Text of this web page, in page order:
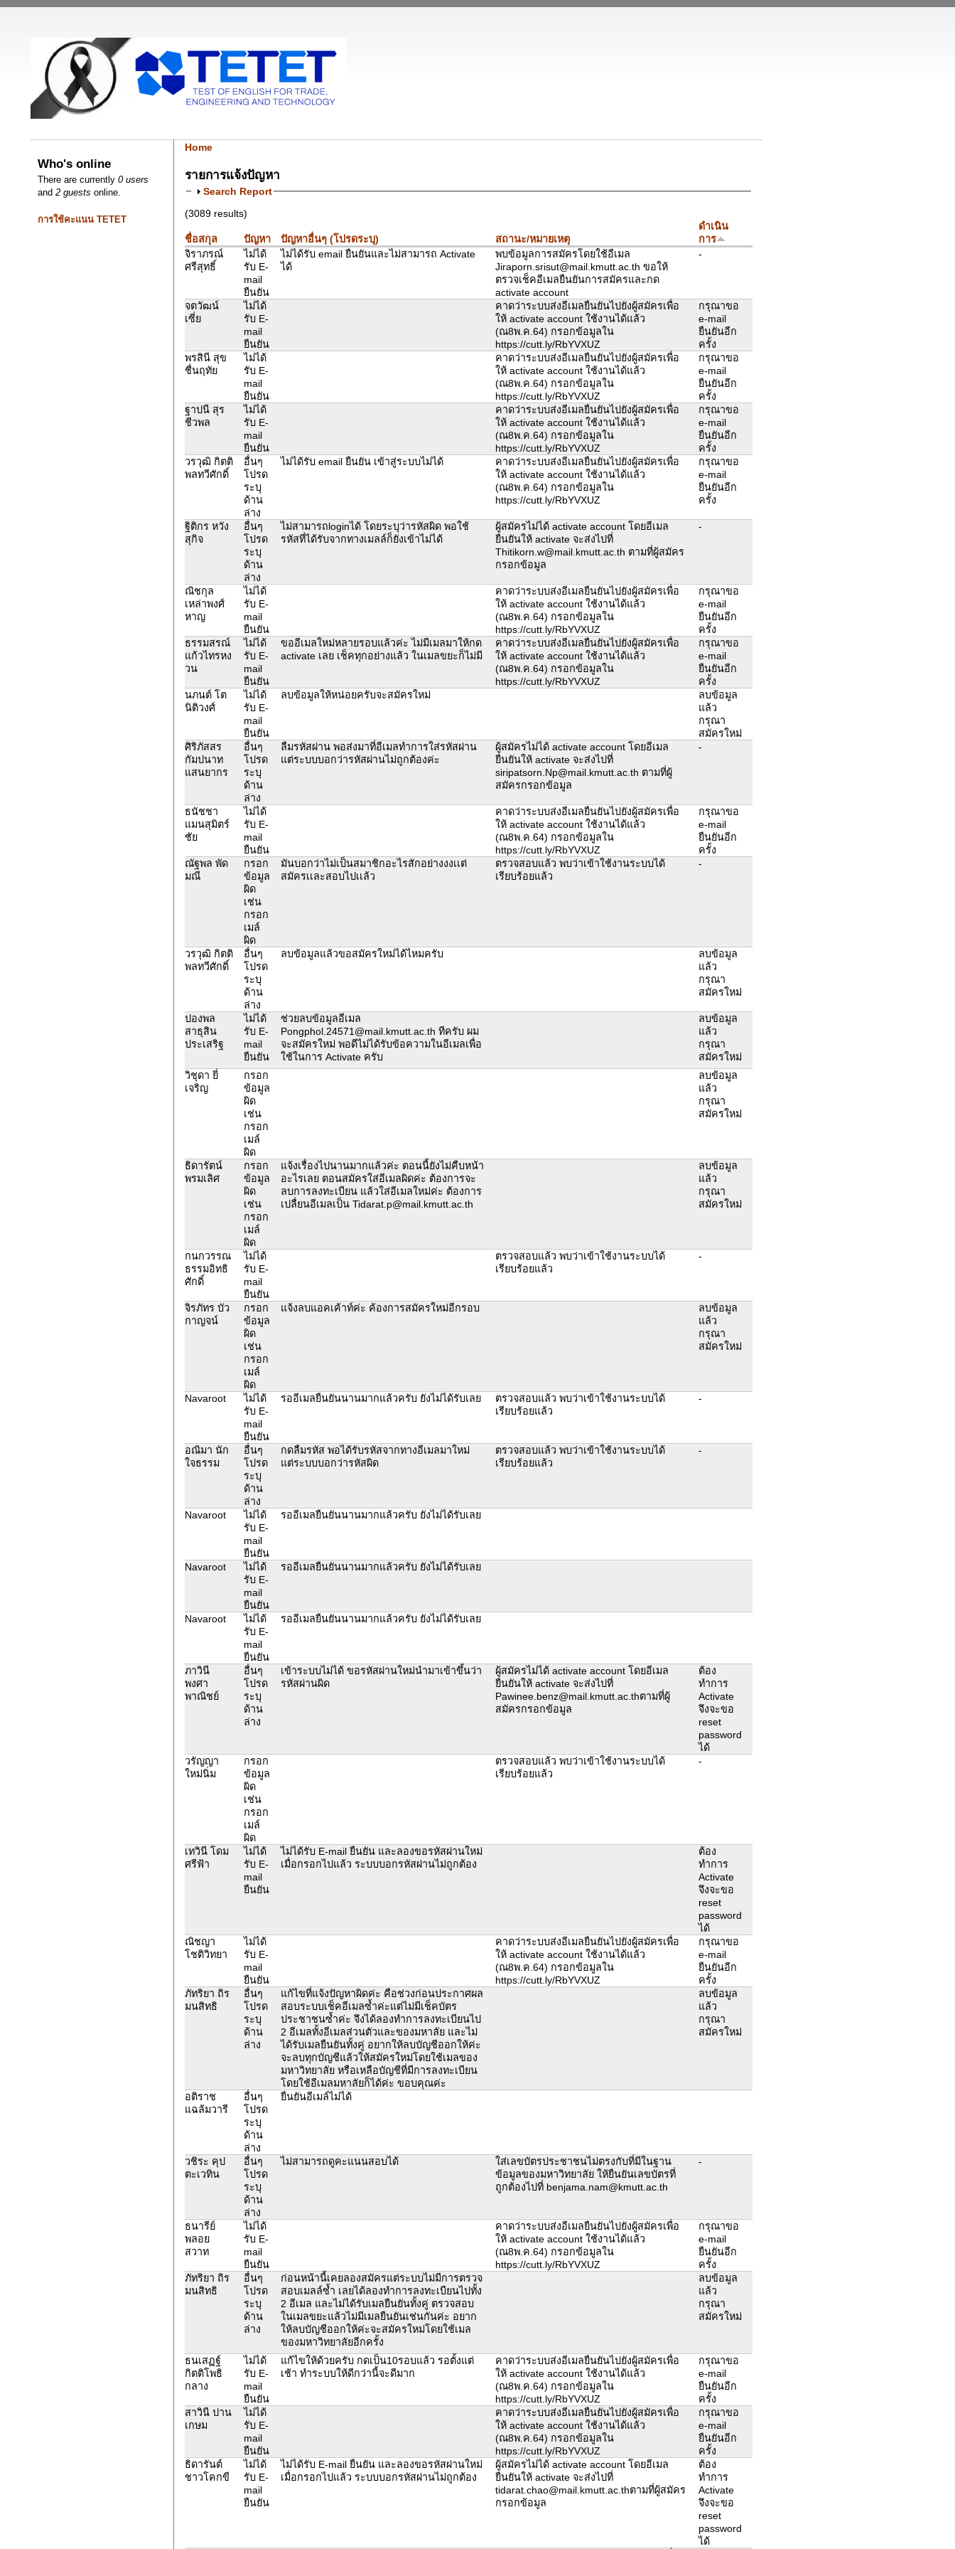
Who's online
There are currently0 users
and2 guests online.
การใช้คะแนน TETET
Home
รายการแจ้งปัญหา
Search Report
(3089 results)
ชื่อสกุล ปัญหา ปัญหาอื่นๆ (โปรดระบุ) สถานะ/หมายเหตุ
ดำเนิน
การ
จิราภรณ์
ศรีสุทธิ์
ไม่ได้
รับ E-
mail
ยืนยัน
ไม่ได้รับ email ยืนยันและไม่สามารถ Activate
ได้
พบข้อมูลการสมัครโดยใช้อีเมล
Jiraporn.srisut@mail.kmutt.ac.th ขอให้
ตรวจเช็คอีเมลยืนยันการสมัครและกด
activate account
-
จตวัฒน์
เซี่ย
ไม่ได้
รับ E-
mail
ยืนยัน
คาดว่าระบบส่งอีเมลยืนยันไปยังผู้สมัครเพื่อ
ให้ activate account ใช้งานได้แล้ว
(ณ8พ.ค.64) กรอกข้อมูลใน
https://cutt.ly/RbYVXUZ
กรุณาขอ
e-mail
ยืนยันอีก
ครั้ง
พรสินี สุข
ชื่นฤทัย
ไม่ได้
รับ E-
mail
ยืนยัน
คาดว่าระบบส่งอีเมลยืนยันไปยังผู้สมัครเพื่อ
ให้ activate account ใช้งานได้แล้ว
(ณ8พ.ค.64) กรอกข้อมูลใน
https://cutt.ly/RbYVXUZ
กรุณาขอ
e-mail
ยืนยันอีก
ครั้ง
ฐาปนี สุร
ชีวพล
ไม่ได้
รับ E-
mail
ยืนยัน
คาดว่าระบบส่งอีเมลยืนยันไปยังผู้สมัครเพื่อ
ให้ activate account ใช้งานได้แล้ว
(ณ8พ.ค.64) กรอกข้อมูลใน
https://cutt.ly/RbYVXUZ
กรุณาขอ
e-mail
ยืนยันอีก
ครั้ง
วรวุฒิ กิตติ
พลทวีศักดิ์
อื่นๆ
โปรด
ระบุ
ด้าน
ล่าง
ไม่ได้รับ email ยืนยัน เข้าสู่ระบบไม่ได้
คาดว่าระบบส่งอีเมลยืนยันไปยังผู้สมัครเพื่อ
ให้ activate account ใช้งานได้แล้ว
(ณ8พ.ค.64) กรอกข้อมูลใน
https://cutt.ly/RbYVXUZ
กรุณาขอ
e-mail
ยืนยันอีก
ครั้ง
ฐิติกร หวัง
สุกิจ
อื่นๆ
โปรด
ระบุ
ด้าน
ล่าง
ไม่สามารถloginได้ โดยระบุว่ารหัสผิด พอใช้
รหัสที่ได้รับจากทางเมลล์ก็ยังเข้าไม่ได้
ผู้สมัครไม่ได้ activate account โดยอีเมล
ยืนยันให้ activate จะส่งไปที่
Thitikorn.w@mail.kmutt.ac.th ตามที่ผู้สมัคร
กรอกข้อมูล
-
ณิชกุล
เหล่าพงศ์
หาญ
ไม่ได้
รับ E-
mail
ยืนยัน
คาดว่าระบบส่งอีเมลยืนยันไปยังผู้สมัครเพื่อ
ให้ activate account ใช้งานได้แล้ว
(ณ8พ.ค.64) กรอกข้อมูลใน
https://cutt.ly/RbYVXUZ
กรุณาขอ
e-mail
ยืนยันอีก
ครั้ง
ธรรมสรณ์
แก้วไทรหง
วน
ไม่ได้
รับ E-
mail
ยืนยัน
ขออีเมลใหม่หลายรอบแล้วค่ะ ไม่มีเมลมาให้กด
activate เลย เช็คทุกอย่างแล้ว ในเมลขยะก็ไม่มี
คาดว่าระบบส่งอีเมลยืนยันไปยังผู้สมัครเพื่อ
ให้ activate account ใช้งานได้แล้ว
(ณ8พ.ค.64) กรอกข้อมูลใน
https://cutt.ly/RbYVXUZ
กรุณาขอ
e-mail
ยืนยันอีก
ครั้ง
นภนต์ โต
นิติวงศ์
ไม่ได้
รับ E-
mail
ยืนยัน
ลบข้อมูลให้หน่อยครับจะสมัครใหม่
ลบข้อมูล
แล้ว
กรุณา
สมัครใหม่
ศิริภัสสร
กัมปนาท
แสนยากร
อื่นๆ
โปรด
ระบุ
ด้าน
ล่าง
ลืมรหัสผ่าน พอส่งมาที่อีเมลทำการใส่รหัสผ่าน
แต่ระบบบอกว่ารหัสผ่านไม่ถูกต้องค่ะ
ผู้สมัครไม่ได้ activate account โดยอีเมล
ยืนยันให้ activate จะส่งไปที่
siripatsorn.Np@mail.kmutt.ac.th ตามที่ผู้
สมัครกรอกข้อมูล
-
ธนัชชา
แมนสุมิตร์
ชัย
ไม่ได้
รับ E-
mail
ยืนยัน
คาดว่าระบบส่งอีเมลยืนยันไปยังผู้สมัครเพื่อ
ให้ activate account ใช้งานได้แล้ว
(ณ8พ.ค.64) กรอกข้อมูลใน
https://cutt.ly/RbYVXUZ
กรุณาขอ
e-mail
ยืนยันอีก
ครั้ง
ณัฐพล พัด
มณี
กรอก
ข้อมูล
ผิด
เช่น
กรอก
เมล์
ผิด
มันบอกว่าไม่เป็นสมาชิกอะไรสักอย่างงงเเต่
สมัครเเละสอบไปเเล้ว
ตรวจสอบแล้ว พบว่าเข้าใช้งานระบบได้
เรียบร้อยแล้ว
-
วรวุฒิ กิตติ
พลทวีศักดิ์
อื่นๆ
โปรด
ระบุ
ด้าน
ล่าง
ลบข้อมูลแล้วขอสมัครใหม่ได้ไหมครับ
ลบข้อมูล
แล้ว
กรุณา
สมัครใหม่
ปองพล
สาธุสิน
ประเสริฐ
ไม่ได้
รับ E-
mail
ยืนยัน
ช่วยลบข้อมูลอีเมล
Pongphol.24571@mail.kmutt.ac.th ทีครับ ผม
จะสมัครใหม่ พอดีไม่ได้รับข้อความในอีเมลเพื่อ
ใช้ในการ Activate ครับ
ลบข้อมูล
แล้ว
กรุณา
สมัครใหม่
วิชุดา ยี่
เจริญ
กรอก
ข้อมูล
ผิด
เช่น
กรอก
เมล์
ผิด
ลบข้อมูล
แล้ว
กรุณา
สมัครใหม่
ธิดารัตน์
พรมเลิศ
กรอก
ข้อมูล
ผิด
เช่น
กรอก
เมล์
ผิด
แจ้งเรื่องไปนานมากแล้วค่ะ ตอนนี้ยังไม่คืบหน้า
อะไรเลย ตอนสมัครใส่อีเมลผิดค่ะ ต้องการจะ
ลบการลงทะเบียน แล้วใส่อีเมลใหม่ค่ะ ต้องการ
เปลื่ยนอีเมลเป็น Tidarat.p@mail.kmutt.ac.th
ลบข้อมูล
แล้ว
กรุณา
สมัครใหม่
กนกวรรณ
ธรรมอิทธิ
ศักดิ์
ไม่ได้
รับ E-
mail
ยืนยัน
ตรวจสอบแล้ว พบว่าเข้าใช้งานระบบได้
เรียบร้อยแล้ว
-
จิรภัทร บัว
กาญจน์
กรอก
ข้อมูล
ผิด
เช่น
กรอก
เมล์
ผิด
แจ้งลบแอคเค้าท์ค่ะ ค้องการสมัครใหม่อีกรอบ
ลบข้อมูล
แล้ว
กรุณา
สมัครใหม่
Navaroot
ไม่ได้
รับ E-
mail
ยืนยัน
รออีเมลยืนยันนานมากแล้วครับ ยังไม่ได้รับเลย
ตรวจสอบแล้ว พบว่าเข้าใช้งานระบบได้
เรียบร้อยแล้ว
-
อณิมา นัก
ใจธรรม
อื่นๆ
โปรด
ระบุ
ด้าน
ล่าง
กดลืมรหัส พอได้รับรหัสจากทางอีเมลมาใหม่
แต่ระบบบอกว่ารหัสผิด
ตรวจสอบแล้ว พบว่าเข้าใช้งานระบบได้
เรียบร้อยแล้ว
-
Navaroot
ไม่ได้
รับ E-
mail
ยืนยัน
รออีเมลยืนยันนานมากแล้วครับ ยังไม่ได้รับเลย
Navaroot
ไม่ได้
รับ E-
mail
ยืนยัน
รออีเมลยืนยันนานมากแล้วครับ ยังไม่ได้รับเลย
Navaroot
ไม่ได้
รับ E-
mail
ยืนยัน
รออีเมลยืนยันนานมากแล้วครับ ยังไม่ได้รับเลย
ภาวินี
พงศา
พาณิชย์
อื่นๆ
โปรด
ระบุ
ด้าน
ล่าง
เข้าระบบไม่ได้ ขอรหัสผ่านใหม่นำมาเข้าขึ้นว่า
รหัสผ่านผิด
ผู้สมัครไม่ได้ activate account โดยอีเมล
ยืนยันให้ activate จะส่งไปที่
Pawinee.benz@mail.kmutt.ac.thตามที่ผู้
สมัครกรอกข้อมูล
ต้อง
ทำการ
Activate
จึงจะขอ
reset
password
ได้
วรัญญา
ใหม่นิ่ม
กรอก
ข้อมูล
ผิด
เช่น
กรอก
เมล์
ผิด
ตรวจสอบแล้ว พบว่าเข้าใช้งานระบบได้
เรียบร้อยแล้ว
-
เทวินี โดม
ศรีฟ้า
ไม่ได้
รับ E-
mail
ยืนยัน
ไม่ได้รับ E-mail ยืนยัน และลองขอรหัสผ่านใหม่
เมื่อกรอกไปแล้ว ระบบบอกรหัสผ่านไม่ถูกต้อง
ต้อง
ทำการ
Activate
จึงจะขอ
reset
password
ได้
ณิชญา
โชติวิทยา
ไม่ได้
รับ E-
mail
ยืนยัน
คาดว่าระบบส่งอีเมลยืนยันไปยังผู้สมัครเพื่อ
ให้ activate account ใช้งานได้แล้ว
(ณ8พ.ค.64) กรอกข้อมูลใน
https://cutt.ly/RbYVXUZ
กรุณาขอ
e-mail
ยืนยันอีก
ครั้ง
ภัทริยา ถิร
มนสิทธิ
อื่นๆ
โปรด
ระบุ
ด้าน
ล่าง
แก้ไขที่แจ้งปัญหาผิดค่ะ คือช่วงก่อนประกาศผล
สอบระบบเช็คอีเมลซ้ำค่ะแต่ไม่มีเช็คบัตร
ประชาชนซ้ำค่ะ จึงได้ลองทำการลงทะเบียนไป
2 อีเมลทั้งอีเมลส่วนตัวและของมหาลัย และไม่
ได้รับเมลยืนยันทั้งคู่ อยากให้ลบบัญชีออกให้ค่ะ
จะลบทุกบัญชีแล้วให้สมัครใหม่โดยใช้เมลของ
มหาวิทยาลัย หรือเหลือบัญชีที่มีการลงทะเบียน
โดยใช้อีเมลมหาลัยก็ได้ค่ะ ขอบคุณค่ะ
ลบข้อมูล
แล้ว
กรุณา
สมัครใหม่
อติราช
แฉล้มวารี
อื่นๆ
โปรด
ระบุ
ด้าน
ล่าง
ยืนยันอีเมล์ไม่ได้
วชิระ คุป
ตะเวทิน
อื่นๆ
โปรด
ระบุ
ด้าน
ล่าง
ไม่สามารถดูคะแนนสอบได้
ใส่เลขบัตรประชาชนไม่ตรงกับที่มีในฐาน
ข้อมูลของมหาวิทยาลัย ให้ยืนยันเลขบัตรที่
ถูกต้องไปที่ benjama.nam@kmutt.ac.th
-
ธนารีย์
พลอย
สวาท
ไม่ได้
รับ E-
mail
ยืนยัน
คาดว่าระบบส่งอีเมลยืนยันไปยังผู้สมัครเพื่อ
ให้ activate account ใช้งานได้แล้ว
(ณ8พ.ค.64) กรอกข้อมูลใน
https://cutt.ly/RbYVXUZ
กรุณาขอ
e-mail
ยืนยันอีก
ครั้ง
ภัทริยา ถิร
มนสิทธิ
อื่นๆ
โปรด
ระบุ
ด้าน
ล่าง
ก่อนหน้านี้เคยลองสมัครแต่ระบบไม่มีการตรวจ
สอบเมลล์ซ้ำ เลยได้ลองทำการลงทะเบียนไปทั้ง
2 อีเมล และไม่ได้รับเมลยืนยันทั้งคู่ ตรวจสอบ
ในเมลขยะแล้วไม่มีเมลยืนยันเช่นกันค่ะ อยาก
ให้ลบบัญชีออกให้ค่ะจะสมัครใหม่โดยใช้เมล
ของมหาวิทยาลัยอีกครั้ง
ลบข้อมูล
แล้ว
กรุณา
สมัครใหม่
ธนเสฏฐ์
กิตติโพธิ
กลาง
ไม่ได้
รับ E-
mail
ยืนยัน
แก้ไขให้ด้วยครับ กดเป็น10รอบแล้ว รอตั้งแต่
เช้า ทำระบบให้ดีกว่านี้จะดีมาก
คาดว่าระบบส่งอีเมลยืนยันไปยังผู้สมัครเพื่อ
ให้ activate account ใช้งานได้แล้ว
(ณ8พ.ค.64) กรอกข้อมูลใน
https://cutt.ly/RbYVXUZ
กรุณาขอ
e-mail
ยืนยันอีก
ครั้ง
สาวินี ปาน
เกษม
ไม่ได้
รับ E-
mail
ยืนยัน
คาดว่าระบบส่งอีเมลยืนยันไปยังผู้สมัครเพื่อ
ให้ activate account ใช้งานได้แล้ว
(ณ8พ.ค.64) กรอกข้อมูลใน
https://cutt.ly/RbYVXUZ
กรุณาขอ
e-mail
ยืนยันอีก
ครั้ง
ธิดารันต์
ชาวโคกขี
ไม่ได้
รับ E-
mail
ยืนยัน
ไม่ได้รับ E-mail ยืนยัน และลองขอรหัสผ่านใหม่
เมื่อกรอกไปแล้ว ระบบบอกรหัสผ่านไม่ถูกต้อง
ผู้สมัครไม่ได้ activate account โดยอีเมล
ยืนยันให้ activate จะส่งไปที่
tidarat.chao@mail.kmutt.ac.thตามที่ผู้สมัคร
กรอกข้อมูล
ต้อง
ทำการ
Activate
จึงจะขอ
reset
password
ได้